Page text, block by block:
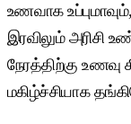
உணவாக
இரவிலும் அரிசி
நேரத்திற்கு உணவு
மகிழ்ச்சியாக